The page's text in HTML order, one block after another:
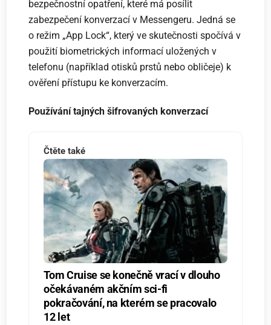
bezpečnostní opatření, které má posílit
zabezpečení konverzací v Messengeru. Jedná se
o režim „App Lock“, který ve skutečnosti spočívá v
použití biometrických informací uložených v
telefonu (například otisků prstů nebo obličeje) k
ověření přístupu ke konverzacím.
Používání tajných šifrovaných konverzací
Čtěte také
Tom Cruise se konečně vrací v dlouho
očekávaném akčním sci-fi
pokračování, na kterém se pracovalo
12 let